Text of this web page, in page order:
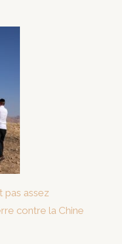
pas assez
contre la Chine